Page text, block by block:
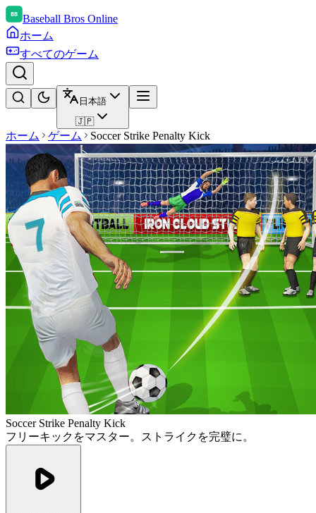
Baseball Bros Online
ホーム
すべてのゲーム
日本語
🇯🇵
ホーム ゲーム Soccer Strike Penalty Kick
Soccer Strike Penalty Kick
フリーキックをマスター。ストライクを完璧に。